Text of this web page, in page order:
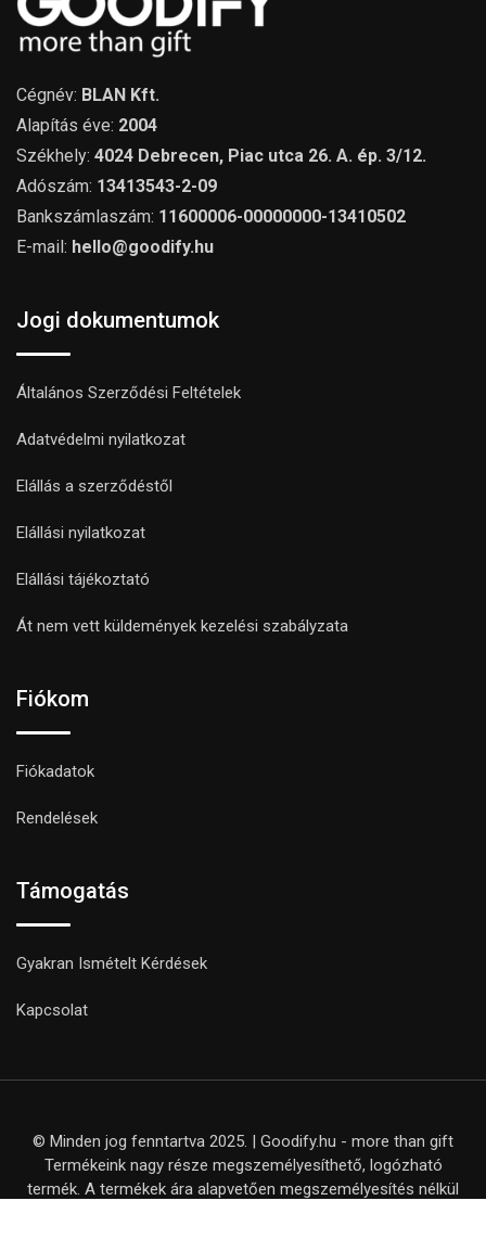
Cégnév: BLAN Kft.
Alapítás éve: 2004
Székhely: 4024 Debrecen, Piac utca 26. A. ép. 3/12.
Adószám: 13413543-2-09
Bankszámlaszám: 11600006-00000000-13410502
E-mail: hello@goodify.hu
Jogi dokumentumok
Általános Szerződési Feltételek
Adatvédelmi nyilatkozat
Elállás a szerződéstől
Elállási nyilatkozat
Elállási tájékoztató
Át nem vett küldemények kezelési szabályzata
Fiókom
Fiókadatok
Rendelések
Támogatás
Gyakran Ismételt Kérdések
Kapcsolat
© Minden jog fenntartva 2025. | Goodify.hu - more than gift
Termékeink nagy része megszemélyesíthető, logózható
termék. A termékek ára alapvetően megszemélyesítés nélkül